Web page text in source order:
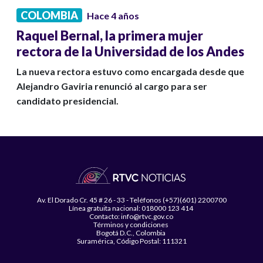
COLOMBIA Hace 4 años
Raquel Bernal, la primera mujer
rectora de la Universidad de los Andes
La nueva rectora estuvo como encargada desde que
Alejandro Gaviria renunció al cargo para ser
candidato presidencial.
Av. El Dorado Cr. 45 # 26 - 33 - Teléfonos (+57)(601) 2200700
Línea gratuita nacional: 018000 123 414
Contacto: info@rtvc.gov.co
Términos y condiciones
Bogotá D.C., Colombia
Suramérica, Código Postal: 111321